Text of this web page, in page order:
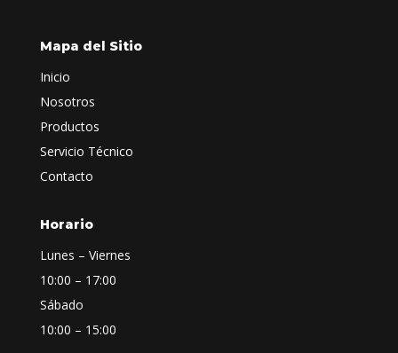
Mapa del Sitio
Inicio
Nosotros
Productos
Servicio Técnico
Contacto
Horario
Lunes – Viernes
10:00 – 17:00
Sábado
10:00 – 15:00